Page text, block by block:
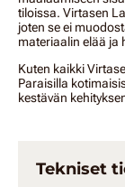
tiloissa. Virtasen
joten se ei
materiaalin elää ja
Kuten kaikki
Paraisilla
kestävän
Tekniset